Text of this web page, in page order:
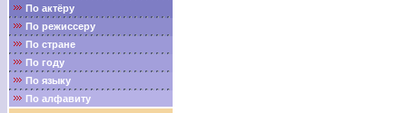
По актёру
По режиссеру
По стране
По году
По языку
По алфавиту